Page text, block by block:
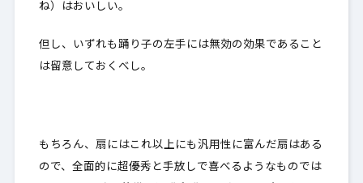
ね）はおいしい。
但し、いずれも踊り子の左手には無効の効果であること
は留意しておくべし。
もちろん、扇にはこれ以上にも汎用性に富んだ扇はある
ので、全面的に超優秀と手放しで喜べるようなものでは